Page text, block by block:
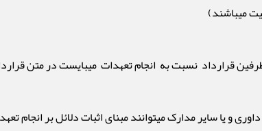
میباشند)
طرفین قرارداد نسبت به انجام تعهدات میبایست در متن
و یا سایر مدارک میتوانند مبنای اثبات دلائل بر انجام